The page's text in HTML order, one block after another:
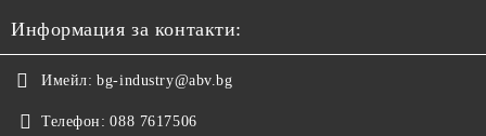
Информация за контакти:
Имейл: bg-industry@abv.bg
Телефон: 088 7617506